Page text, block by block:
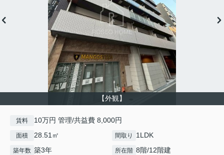
【外観】
賃料 10万円 管理/共益費 8,000円
面積 28.51㎡ 間取り 1LDK
築年数 築3年 所在階 8階/12階建